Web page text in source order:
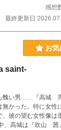
物証鑑定士の事件録
感想
最終更新日
お
saint-
醜い男……『高城
無かった。特に女性
、彼の望む女性像は
高城は『吹山 茜